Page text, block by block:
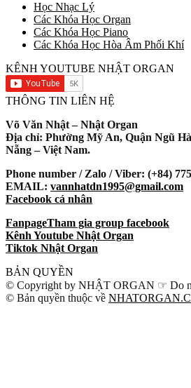
Học Nhạc Lý
Các Khóa Học Organ
Các Khóa Học Piano
Các Khóa Học Hòa Âm Phối Khí
KÊNH YOUTUBE NHẬT ORGAN
THÔNG TIN LIÊN HỆ
Võ Văn Nhật – Nhật Organ
Địa chỉ: Phường Mỹ An, Quận Ngũ
Nẵng – Việt Nam.
Phone number / Zalo / Viber: (+84)
EMAIL: vannhatdn1995@gmail.com
Facebook cá nhân
FanpageTham gia group facebook
Kênh Youtube Nhật Organ
Tiktok Nhật Organ
BẢN QUYỀN
© Copyright by NHẬT ORGAN ☞ Do
© Bản quyền thuộc về